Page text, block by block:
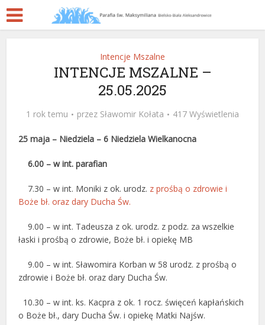
Intencje Mszalne
INTENCJE MSZALNE –
25.05.2025
1 rok temu przez Sławomir Kołata 417 Wyświetlenia
25 maja – Niedziela –6 Niedziela Wielkanocna
6.00 – w int. parafian
7.30 – w int. Moniki z ok. urodz. z prośbą o zdrowie i
Boże bł. oraz dary Ducha Św.
9.00 – w int. Tadeusza z ok. urodz. z podz. za wszelkie
łaski i prośbą o zdrowie, Boże bł. i opiekę MB
9.00 – w int. Sławomira Korban w 58 urodz. z prośbą o
zdrowie i Boże bł. oraz dary Ducha Św.
10.30 – w int. ks. Kacpra z ok. 1 rocz. święceń kapłańskich
o Boże bł., dary Ducha Św. i opiekę Matki Najśw.